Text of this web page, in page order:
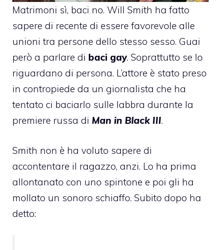
Matrimoni sì, baci no. Will Smith ha fatto
sapere di recente di essere favorevole alle
unioni tra persone dello stesso sesso. Guai
però a parlare di baci gay. Soprattutto se lo
riguardano di persona. L’attore è stato preso
in contropiede da un giornalista che ha
tentato ci baciarlo sulle labbra durante la
premiere russa di Man in Black III.
Smith non è ha voluto sapere di
accontentare il ragazzo, anzi. Lo ha prima
allontanato con uno spintone e poi gli ha
mollato un sonoro schiaffo. Subito dopo ha
detto: